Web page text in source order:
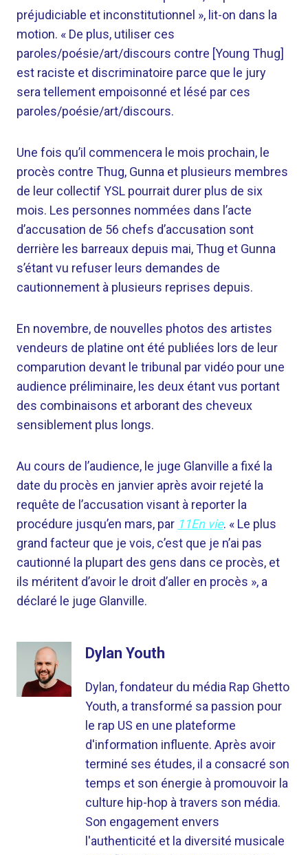
préjudiciable et inconstitutionnel », lit-on dans la
motion. « De plus, utiliser ces
paroles/poésie/art/discours contre [Young Thug]
est raciste et discriminatoire parce que le jury
sera tellement empoisonné et lésé par ces
paroles/poésie/art/discours.
Une fois qu’il commencera le mois prochain, le
procès contre Thug, Gunna et plusieurs membres
de leur collectif YSL pourrait durer plus de six
mois. Les personnes nommées dans l’acte
d’accusation de 56 chefs d’accusation sont
derrière les barreaux depuis mai, Thug et Gunna
s’étant vu refuser leurs demandes de
cautionnement à plusieurs reprises depuis.
En novembre, de nouvelles photos des artistes
vendeurs de platine ont été publiées lors de leur
comparution devant le tribunal par vidéo pour une
audience préliminaire, les deux étant vus portant
des combinaisons et arborant des cheveux
sensiblement plus longs.
Au cours de l’audience, le juge Glanville a fixé la
date du procès en janvier après avoir rejeté la
requête de l’accusation visant à reporter la
procédure jusqu’en mars, par 11En vie. « Le plus
grand facteur que je vois, c’est que je n’ai pas
cautionné la plupart des gens dans ce procès, et
ils méritent d’avoir le droit d’aller en procès », a
déclaré le juge Glanville.
Dylan Youth
Dylan, fondateur du média Rap Ghetto
Youth, a transformé sa passion pour
le rap US en une plateforme
d'information influente. Après avoir
terminé ses études, il a consacré son
temps et son énergie à promouvoir la
culture hip-hop à travers son média.
Son engagement envers
l'authenticité et la diversité musicale